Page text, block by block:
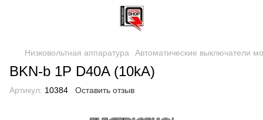
Низковольтная аппаратура Автоматические выключатели
BKN-b 1P D40A (10kA)
Артикул: 10384 Оставить отзыв